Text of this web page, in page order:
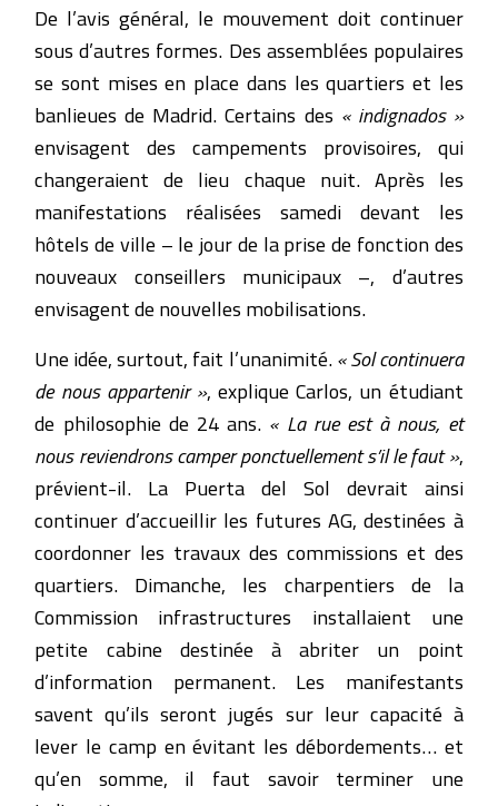
De l’avis général, le mouvement doit continuer
sous d’autres formes. Des assemblées populaires
se sont mises en place dans les quartiers et les
banlieues de Madrid. Certains des « indignados »
envisagent des campements provisoires, qui
changeraient de lieu chaque nuit. Après les
manifestations réalisées samedi devant les
hôtels de ville – le jour de la prise de fonction des
nouveaux conseillers municipaux –, d’autres
envisagent de nouvelles mobilisations.
Une idée, surtout, fait l’unanimité.« Sol continuera
de nous appartenir », explique Carlos, un étudiant
de philosophie de 24 ans. « La rue est à nous, et
nous reviendrons camper ponctuellement s’il le faut »,
prévient-il. La Puerta del Sol devrait ainsi
continuer d’accueillir les futures AG, destinées à
coordonner les travaux des commissions et des
quartiers. Dimanche, les charpentiers de la
Commission infrastructures installaient une
petite cabine destinée à abriter un point
d’information permanent. Les manifestants
savent qu’ils seront jugés sur leur capacité à
lever le camp en évitant les débordements… et
qu’en somme, il faut savoir terminer une